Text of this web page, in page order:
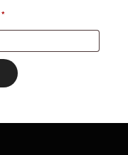
*Obligatorio